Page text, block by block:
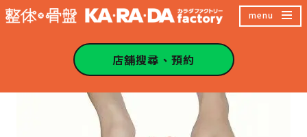
跳
容
menu
店舖搜尋、預約